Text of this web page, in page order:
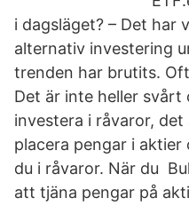
i dagsläget? – Det har
alternativ investering
trenden har brutits.
Det är inte heller
investera i råvaror,
placera pengar i
du i råvaror. När du
att tjäna pengar på